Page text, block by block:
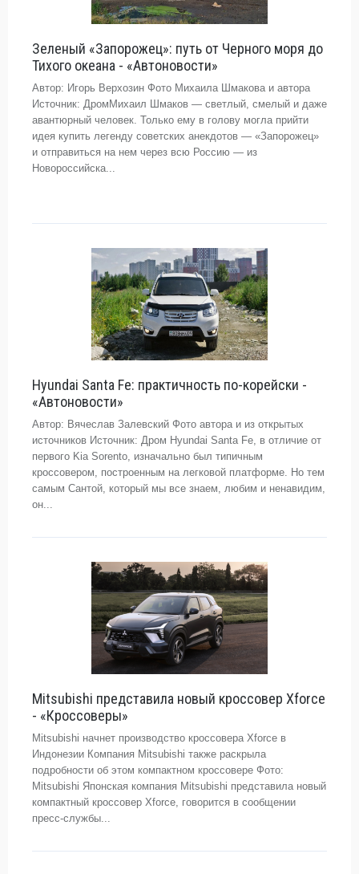
Зеленый «Запорожец»: путь от Черного моря до
Тихого океана - «Автоновости»
Автор: Игорь Верхозин Фото Михаила Шмакова и автора
Источник: ДромМихаил Шмаков — светлый, смелый и даже
авантюрный человек. Только ему в голову могла прийти
идея купить легенду советских анекдотов — «Запорожец»
и отправиться на нем через всю Россию — из
Новороссийска...
Hyundai Santa Fe: практичность по-корейски -
«Автоновости»
Автор: Вячеслав Залевский Фото автора и из открытых
источников Источник: Дром Hyundai Santa Fe, в отличие от
первого Kia Sorento, изначально был типичным
кроссовером, построенным на легковой платформе. Но тем
самым Сантой, который мы все знаем, любим и ненавидим,
он...
Mitsubishi представила новый кроссовер Xforce
- «Кроссоверы»
Mitsubishi начнет производство кроссовера Xforce в
Индонезии Компания Mitsubishi также раскрыла
подробности об этом компактном кроссовере Фото:
Mitsubishi Японская компания Mitsubishi представила новый
компактный кроссовер Xforce, говорится в сообщении
пресс-службы...